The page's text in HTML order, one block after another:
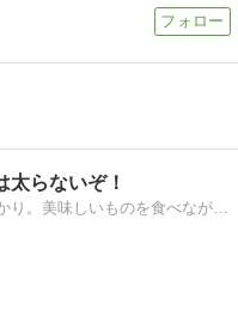
太らないぞ！
頭の中は、食べる事と飲むことばかり。美味しいものを食べながらお酒を飲む〜ずっとそんな時間が続くといいな。